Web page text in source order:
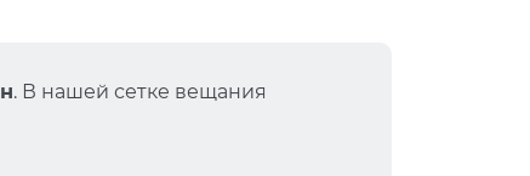
. В нашей сетке вещания